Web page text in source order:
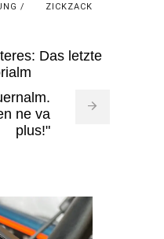
ZICKZACK
Das letzte
ne va
plus!"